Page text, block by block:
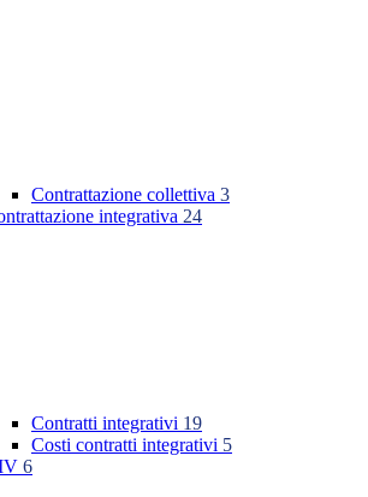
Contrattazione collettiva 3
integrativa 24
Contratti integrativi 19
Costi contratti integrativi 5
6